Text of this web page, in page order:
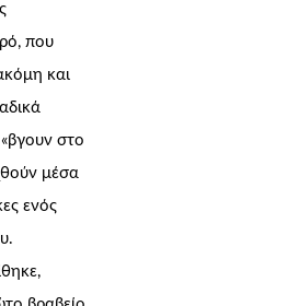
που
και
στο
μέσα
ενός